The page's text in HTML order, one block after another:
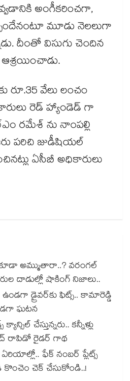
అంగీకరించగా,
మూడు నెలలుగా
దీంతో విసుగు చెందిన
రూ.35 వేలు లంచం
రెడ్ హ్యాండెడ్ గా
రమేశ్ ను నాంపల్లి
పరిచి జుడీషియల్
ఏసీబీ అధికారులు
అమ్ముతారా..? వరంగల్
దాడుల్లో షాకింగ్ నిజాలు..
ఉండగా డ్రైవర్‌కు ఫిట్స్.. కామారెడ్డి
ఘటన
చేస్తున్నరు.. కన్నీళ్లు
రాపిడో రైడర్ గాథ
ఫేక్ నంబర్ ప్లేట్స్
చెక్ చేసుకోండి..!